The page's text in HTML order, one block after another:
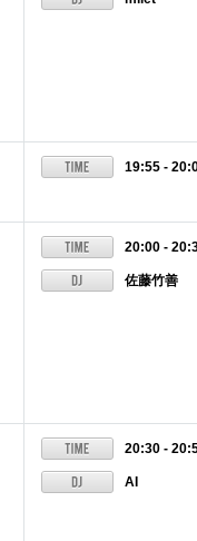
19:55 -
20:00 -
佐藤竹善
20:30 -
AI